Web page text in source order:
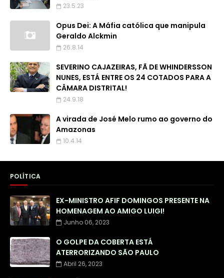
23.5.23
Opus Dei: A Máfia católica que manipula
Geraldo Alckmin
26.8.14
SEVERINO CAJAZEIRAS, FÃ DE WHINDERSSON
NUNES, ESTÁ ENTRE OS 24 COTADOS PARA A
CÂMARA DISTRITAL!
24.9.18
A virada de José Melo rumo ao governo do
Amazonas
10.4.14
POLÍTICA
EX-MINISTRO AFIF DOMINGOS PRESENTE NA
HOMENAGEM AO AMIGO LUIGI!
Junho 06, 2023
O GOLPE DA COBERTA ESTÁ
ATERRORIZANDO SÃO PAULO
Abril 26, 2023